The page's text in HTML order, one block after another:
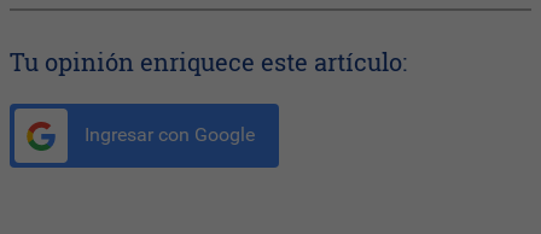
Tu opinión enriquece este artículo:
Ingresar con Google